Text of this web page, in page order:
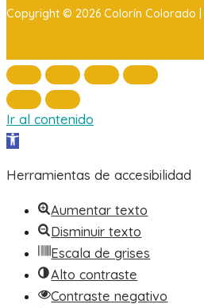
Copyright © 2026 Colorín Colorado |
Ir al contenido
Abrir barra de herramientas
Herramientas de accesibilidad
Aumentar texto
Disminuir texto
Escala de grises
Alto contraste
Contraste negativo